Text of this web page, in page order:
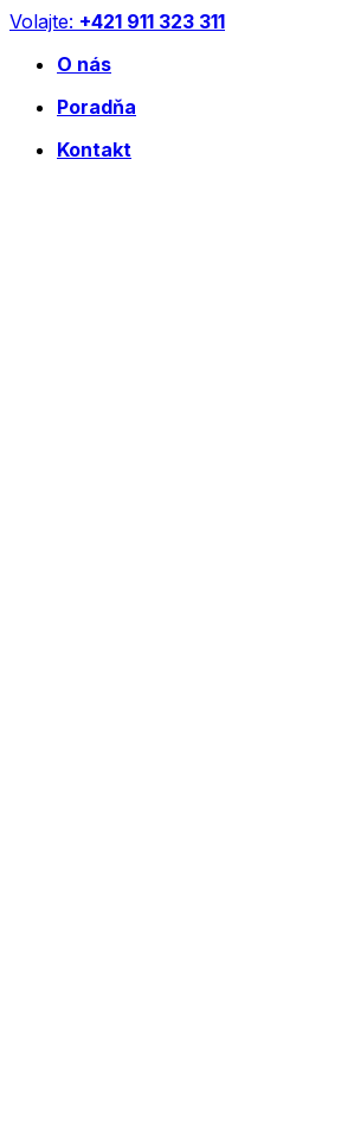
Preskočiť
obsah
Volajte: +421 911 323 311
O nás
Poradňa
Kontakt